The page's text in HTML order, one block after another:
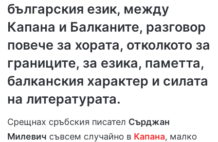
българския език, между
Капана и Балканите, разговор
повече за хората, отколкото за
границите, за езика, паметта,
балканския характер и силата
на литературата.
Срещнах сръбския писател Сърджан
Милевич съвсем случайно в Капана, малко